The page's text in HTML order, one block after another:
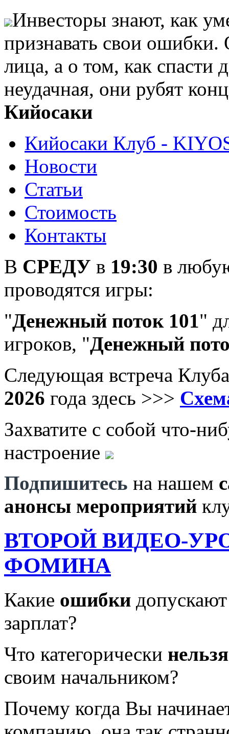
Инвесторы знают, как
признавать свои ошибки.
лица, а о том, как спасти
неудачная, они рубят
Кийосаки
Кийосаки Клуб -
Новости
Статьи
Стоимость
Контакты
В СРЕДУ в 19:30 в
проводятся игры:
"Денежный поток 101"
игроков, "Денежный
Следующая встреча
2026 года здесь >>>
Захватите с собой что-
настроение
Подпишитесь на нашем
анонсы мероприятий
ВТОРОЙ ВИДЕО-
ФОМИНА
Какие ошибки
зарплат?
Что категорически
своим начальником?
Почему когда Вы